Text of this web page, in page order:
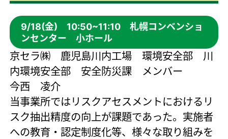
9/18(金) 10:50~11:10 札幌コンベンショ
ンセンター 小ホール
京セラ㈱ 鹿児島川内工場 環境安全部 川
内環境安全部 安全防災課 メンバー
今西 凌介
当事業所ではリスクアセスメントにおけるリ
スク抽出精度の向上が課題であった。実施者
への教育・認定制度化等、様々な取り組みを